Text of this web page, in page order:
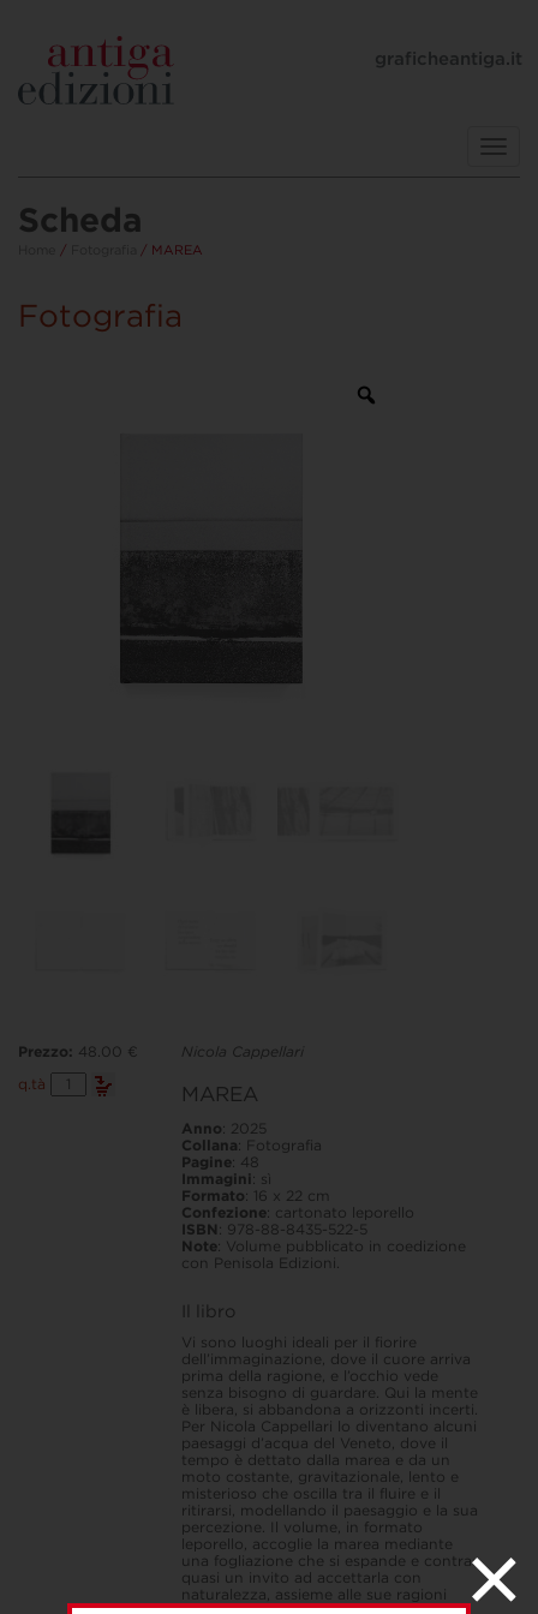
graficheantiga.it
Scheda
/ / MAREA
Fotografia
Nicola Cappellari
MAREA
Anno: 2025
Collana: Fotografia
Pagine: 48
Immagini: sì
Formato: 16 x 22 cm
Confezione: cartonato leporello
ISBN : 978-88-8435-522-5
Note: Volume pubblicato in coedizione
con Penisola Edizioni.
Il libro
Vi sono luoghi ideali per il fiorire
dell’immaginazione, dove il cuore arriva
prima della ragione, e l’occhio vede
senza bisogno di guardare. Qui la mente
è libera, si abbandona a orizzonti incerti.
Per Nicola Cappellari lo diventano alcuni
paesaggi d’acqua del Veneto, dove il
tempo è dettato dalla marea e da un
moto costante, gravitazionale, lento e
misterioso che oscilla tra il fluire e il
ritirarsi, modellando il paesaggio e la sua
percezione. Il volume, in formato
leporello, accoglie la marea mediante
una fogliazione che si espande e contrae,
quasi un invito ad accettarla con
naturalezza, assieme alle sue ragioni
Prezzo: 48.00 €
q.tà
MAREA
quantità